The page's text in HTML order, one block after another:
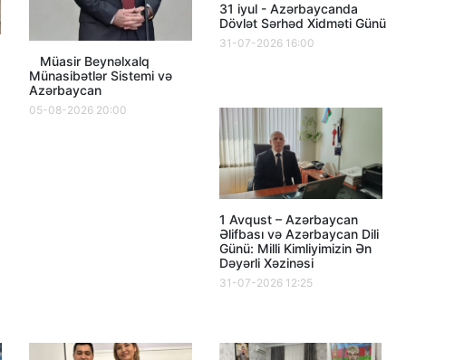
Müasir Beynəlxalq
Münasibətlər Sistemi və
Azərbaycan
05-08-2026 20:00
31 iyul - Azərbaycanda
Dövlət Sərhəd Xidməti Günü
31-07-2026 16:00
1 Avqust – Azərbaycan
Əlifbası və Azərbaycan Dili
Günü: Milli Kimliyimizin Ən
Dəyərli Xəzinəsi
31-07-2026 12:25